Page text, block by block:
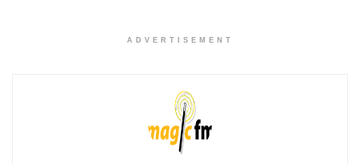
ADVERTISEMENT